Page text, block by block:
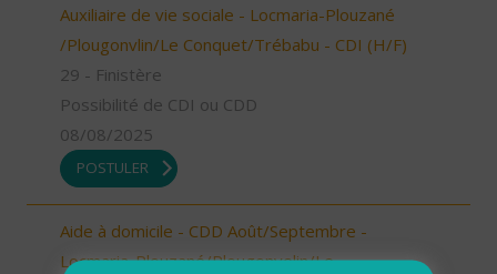
Auxiliaire de vie sociale - Locmaria-Plouzané
/Plougonvlin/Le Conquet/Trébabu - CDI (H/F)
29 - Finistère
Possibilité de CDI ou CDD
08/08/2025
POSTULER
Aide à domicile - CDD Août/Septembre -
Locmaria-Plouzané/Plougonvelin/Le